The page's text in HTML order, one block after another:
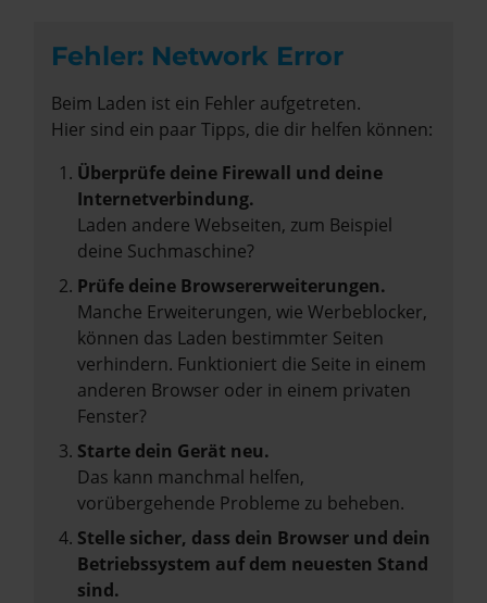
Fehler: Network Error
Beim Laden ist ein Fehler aufgetreten.
Hier sind ein paar Tipps, die dir helfen können:
Überprüfe deine Firewall und deine
Internetverbindung.
Laden andere Webseiten, zum Beispiel
deine Suchmaschine?
Prüfe deine Browsererweiterungen.
Manche Erweiterungen, wie Werbeblocker,
können das Laden bestimmter Seiten
verhindern. Funktioniert die Seite in einem
anderen Browser oder in einem privaten
Fenster?
Starte dein Gerät neu.
Das kann manchmal helfen,
vorübergehende Probleme zu beheben.
Stelle sicher, dass dein Browser und dein
Betriebssystem auf dem neuesten Stand
sind.